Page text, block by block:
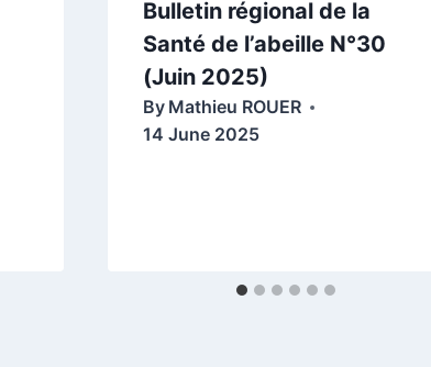
Bulletin régional de la
Santé de l’abeille N°30
(Juin 2025)
By Mathieu ROUER
14 June 2025